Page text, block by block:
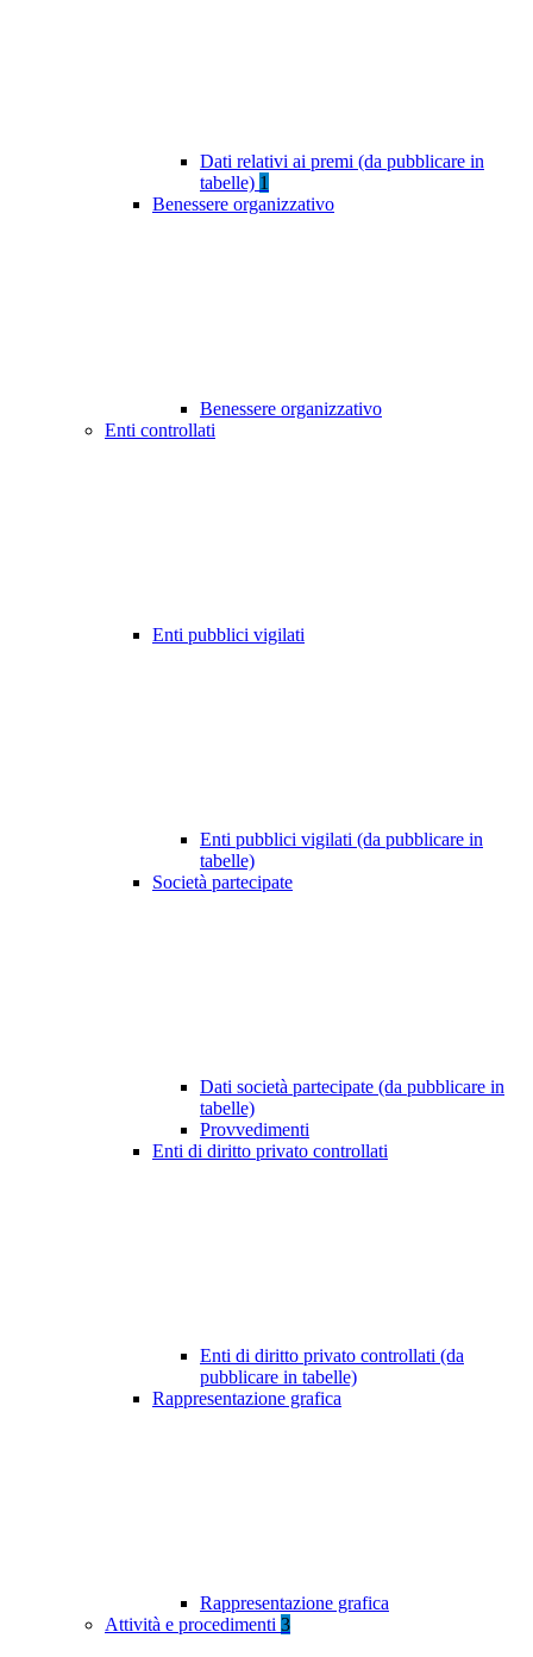
Dati relativi ai premi (da pubblicare in
tabelle) 1
Benessere organizzativo
Benessere organizzativo
Enti controllati
Enti pubblici vigilati
Enti pubblici vigilati (da pubblicare in
tabelle)
Società partecipate
Dati società partecipate (da pubblicare in
tabelle)
Provvedimenti
Enti di diritto privato controllati
Enti di diritto privato controllati (da
pubblicare in tabelle)
Rappresentazione grafica
Rappresentazione grafica
Attività e procedimenti 3